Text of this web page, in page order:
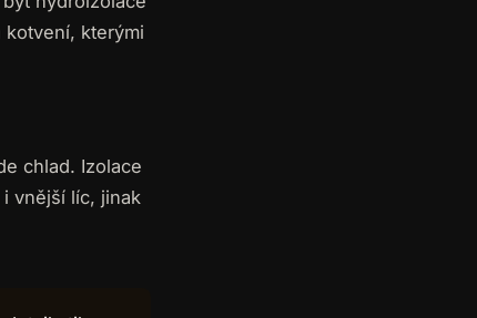
kotvení, kterými
chlad. Izolace
vnější líc, jinak